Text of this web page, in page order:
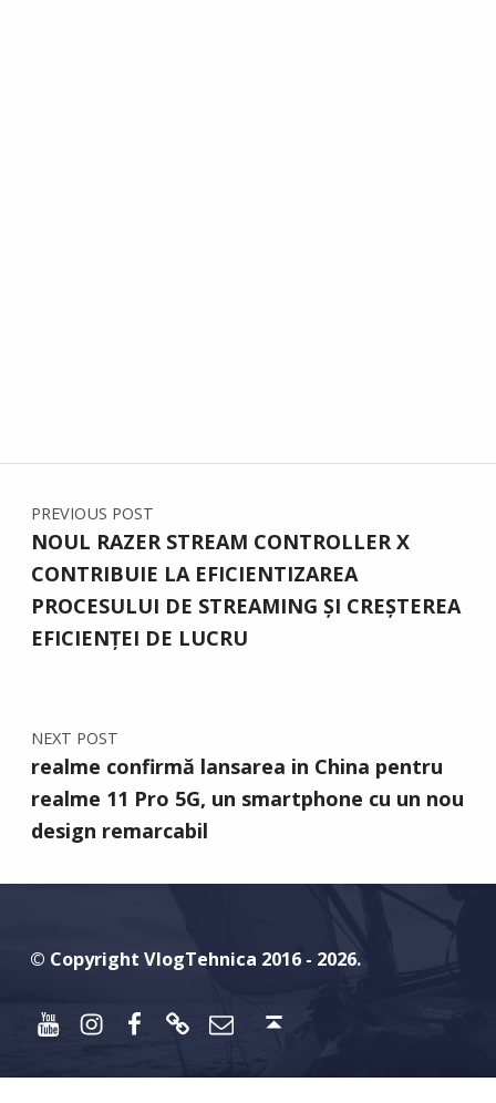
Post navigation
PREVIOUS POST
NOUL RAZER STREAM CONTROLLER X
CONTRIBUIE LA EFICIENTIZAREA
PROCESULUI DE STREAMING ȘI CREȘTEREA
EFICIENȚEI DE LUCRU
NEXT POST
realme confirmă lansarea in China pentru
realme 11 Pro 5G, un smartphone cu un nou
design remarcabil
© Copyright VlogTehnica 2016 - 2026.
YoutubeInstagram
Facebook
Discord